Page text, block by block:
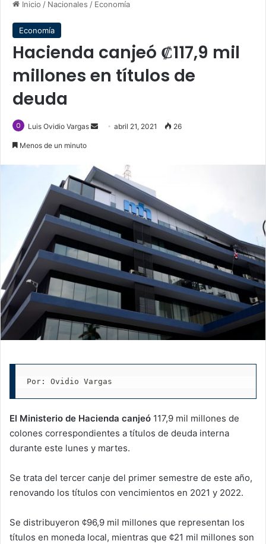
Inicio / Nacionales / Economía
Economía
Hacienda canjeó ₡117,9 mil
millones en títulos de
deuda
Luis Ovidio Vargas
Sendabril 21, 2021 26
Menos de un minuto
Por: Ovidio Vargas
El Ministerio de Hacienda canjeó 117,9 mil millones de
colones correspondientes a títulos de deuda interna
durante este lunes y martes.
Se trata del tercer canje del primer semestre de este año,
renovando los títulos con vencimientos en 2021 y 2022.
Se distribuyeron ¢96,9 mil millones que representan los
títulos en moneda local, mientras que ¢21 mil millones son